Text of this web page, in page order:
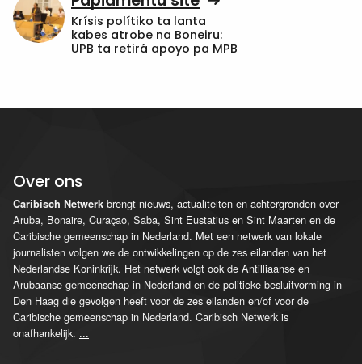
Krísis polítiko ta lanta
kabes atrobe na Boneiru:
UPB ta retirá apoyo pa MPB
Over ons
Caribisch Netwerk brengt nieuws, actualiteiten en achtergronden over
Aruba, Bonaire, Curaçao, Saba, Sint Eustatius en Sint Maarten en de
Caribische gemeenschap in Nederland. Met een netwerk van lokale
journalisten volgen we de ontwikkelingen op de zes eilanden van het
Nederlandse Koninkrijk. Het netwerk volgt ook de Antilliaanse en
Arubaanse gemeenschap in Nederland en de politieke besluitvorming in
Den Haag die gevolgen heeft voor de zes eilanden en/of voor de
Caribische gemeenschap in Nederland. Caribisch Netwerk is
onafhankelijk. ...